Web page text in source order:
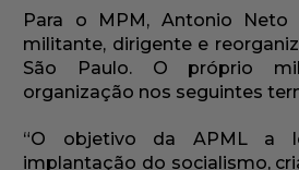
Para o MPM, Antonio
militante, dirigente e
São Paulo. O próprio
organização nos seguintes
“O objetivo da APML a
implantação do socialismo,